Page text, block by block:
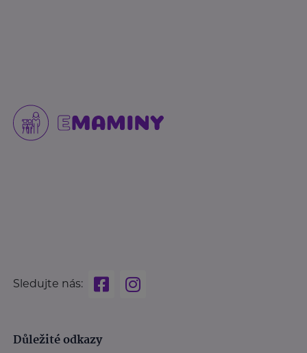
Sledujte nás:
Důležité odkazy